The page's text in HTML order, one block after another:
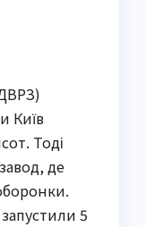
Київ
Тоді
де
5